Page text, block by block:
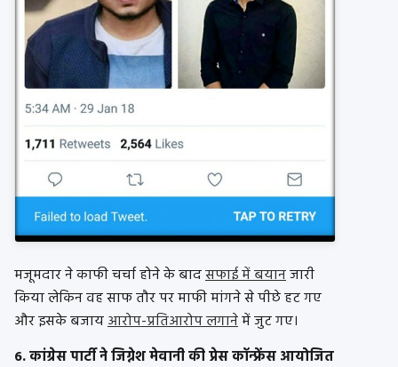
मजूमदार ने काफी चर्चा होने के बादसफाई में बयानजारी
किया लेकिन वह साफ तौर पर माफी मांगने से पीछे हट गए
और इसके बजायआरोप-प्रतिआरोप लगानेमें जुट गए।
6. कांग्रेस पार्टी ने जिग्नेश मेवानी की प्रेस कॉन्फ्रेंस आयोजित